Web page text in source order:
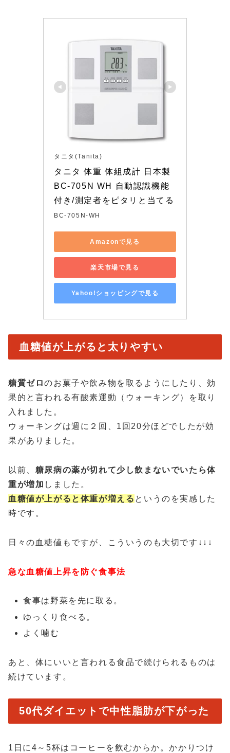
タニタ(Tanita)
タニタ 体重 体組成計 日本製
BC-705N WH 自動認識機能
付き/測定者をピタリと当てる
BC-705N-WH
Amazonで見る
楽天市場で見る
Yahoo!ショッピングで見る
血糖値が上がると太りやすい
糖質ゼロのお菓子や飲み物を取るようにしたり、効
果的と言われる有酸素運動（ウォーキング）を取り
入れました。
ウォーキングは週に２回、1回20分ほどでしたが効
果がありました。
以前、 糖尿病の薬が切れて少し飲まないでいたら体
重が増加 しました。
血糖値が上がると体重が増える というのを実感した
時です。
日々の血糖値もですが、こういうのも大切です↓↓↓
急な血糖値上昇を防ぐ食事法
食事は野菜を先に取る。
ゆっくり食べる。
よく噛む
あと、体にいいと言われる食品で続けられるものは
続けています。
50代ダイエットで中性脂肪が下がった
1日に4～5杯はコーヒーを飲むからか。かかりつけ